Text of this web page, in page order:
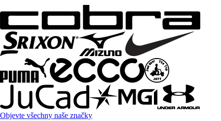
Objevte všechny naše značky